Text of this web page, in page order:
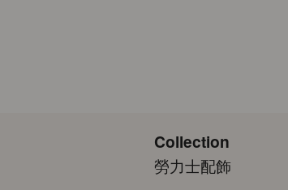
Collection
勞力士配飾